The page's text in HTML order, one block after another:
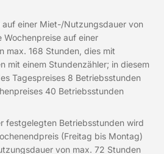
auf einer Miet-/Nutzungsdauer von
auf einer
max. 168 Stunden, dies mit
mit einem Stundenzähler; in diesem
Tagespreises 8 Betriebsstunden
40 Betriebsstunden
festgelegten Betriebsstunden wird
(Freitag bis Montag)
von max. 72 Stunden